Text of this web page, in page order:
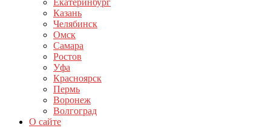
Екатеринбург
Казань
Челябинск
Омск
Самара
Ростов
Уфа
Красноярск
Пермь
Воронеж
Волгоград
О сайте